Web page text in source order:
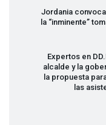
Jordania
la “inminente”
Expertos en
alcalde y la
la propuesta
las